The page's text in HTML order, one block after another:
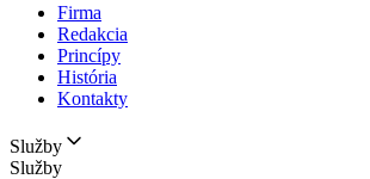
Firma
Redakcia
Princípy
História
Kontakty
Služby
Služby